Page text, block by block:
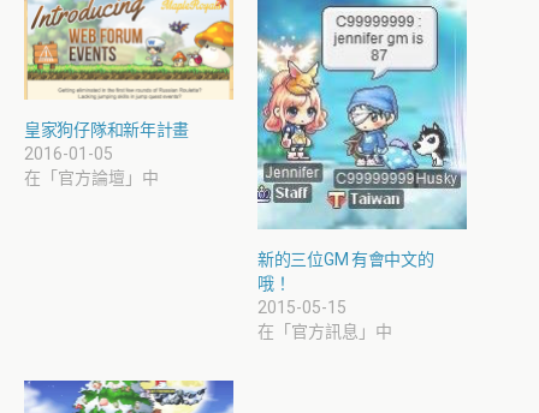
皇家狗仔隊和新年計畫
2016-01-05
在「官方論壇」中
新的三位GM 有會中文的
哦！
2015-05-15
在「官方訊息」中